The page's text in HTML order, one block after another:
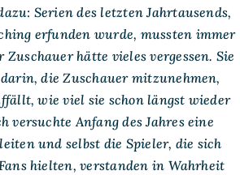
Serien des letzten Jahrtausends,
erfunden wurde, mussten immer
Zuschauer hätte vieles vergessen. Sie
die Zuschauer mitzunehmen,
wie viel sie schon längst wieder
versuchte Anfang des Jahres eine
und selbst die Spieler, die sich
hielten, verstanden in Wahrheit